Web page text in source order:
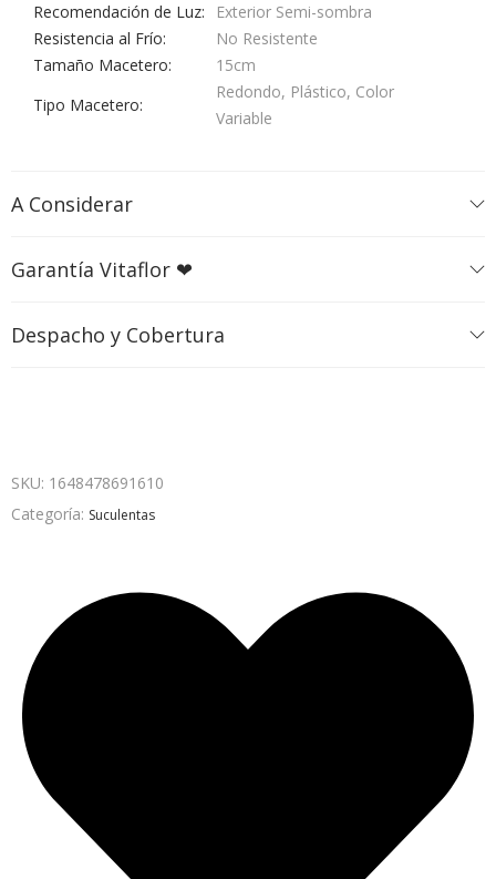
Recomendación de Luz
Exterior Semi-sombra
Resistencia al Frío
No Resistente
Tamaño Macetero
15cm
Tipo Macetero
Redondo, Plástico, Color
Variable
A Considerar
Garantía Vitaflor ❤
Despacho y Cobertura
SKU: 1648478691610
Categoría: Suculentas